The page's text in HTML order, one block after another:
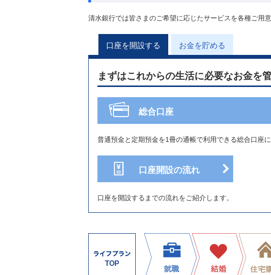
清水銀行では皆さまのご希望に応じたサービスを各種ご用意
口座を開設する お金を貯める
まずはこれからの生活に必要なお金を
総合口座
普通預金と定期預金を1冊の通帳で利用できる総合口座に
口座開設の流れ
口座を開設するまでの流れをご紹介します。